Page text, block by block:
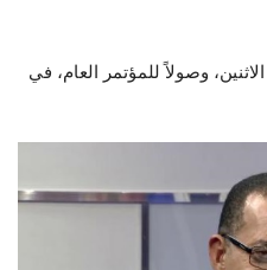
وصولاً للمؤتمر العام، في